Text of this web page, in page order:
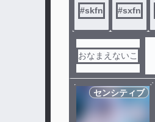
#skfn #sxfn
おなまえないこ
センシティブ